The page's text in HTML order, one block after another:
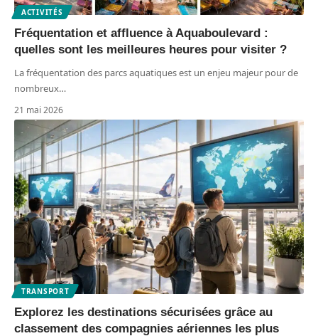
ACTIVITÉS
Fréquentation et affluence à Aquaboulevard :
quelles sont les meilleures heures pour visiter ?
La fréquentation des parcs aquatiques est un enjeu majeur pour de
nombreux…
21 mai 2026
TRANSPORT
Explorez les destinations sécurisées grâce au
classement des compagnies aériennes les plus